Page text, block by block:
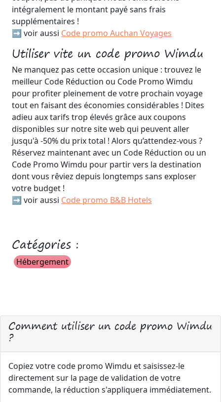
intégralement le montant payé sans frais
supplémentaires !
➡️ voir aussi Code promo Auchan Voyages
Utiliser vite un code promo Wimdu
Ne manquez pas cette occasion unique : trouvez le
meilleur Code Réduction ou Code Promo Wimdu
pour profiter pleinement de votre prochain voyage
tout en faisant des économies considérables ! Dites
adieu aux tarifs trop élevés grâce aux coupons
disponibles sur notre site web qui peuvent aller
jusqu'à -50% du prix total ! Alors qu’attendez-vous ?
Réservez maintenant avec un Code Réduction ou un
Code Promo Wimdu pour partir vers la destination
dont vous rêviez depuis longtemps sans exploser
votre budget !
➡️ voir aussi Code promo B&B Hotels
Catégories :
Hébergement
Comment utiliser un code promo Wimdu
?
Copiez votre code promo Wimdu et saisissez-le
directement sur la page de validation de votre
commande, la réduction s'appliquera immédiatement.